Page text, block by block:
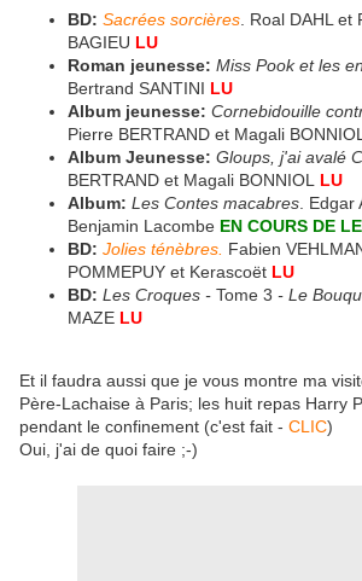
BD: Sacrées sorcières . Roal DAHL et
BAGIEU LU
Roman jeunesse: Miss Pook et les
Bertrand SANTINI LU
Album jeunesse: Cornebidouille
Pierre BERTRAND et Magali BONNIOL
Album Jeunesse: Gloups, j'ai avalé
BERTRAND et Magali BONNIOL LU
Album: Les Contes macabres .
Benjamin Lacombe EN COURS DE
BD: Jolies ténèbres. Fabien
POMMEPUY et Kerascoët LU
BD: Les Croques - Tome 3 - Le
MAZE LU
Et il faudra aussi que je vous montre ma
Père-Lachaise à Paris; les huit repas Harry
pendant le confinement (c'est fait - CLIC)
Oui, j'ai de quoi faire ;-)